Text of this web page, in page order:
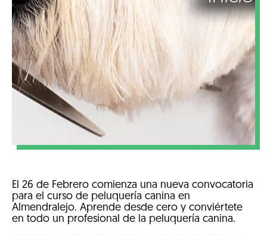
El 26 de Febrero comienza una nueva convocatoria
para el curso de peluquería canina en
Almendralejo. Aprende desde cero y conviértete
en todo un profesional de la peluquería canina.